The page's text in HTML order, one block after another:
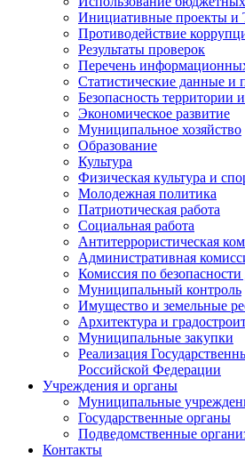
Инициативные проекты
Противодействие
Результаты проверок
Перечень
Статистические данные и
Безопасность территории
Экономическое развитие
Муниципальное хозяйство
Образование
Культура
Физическая культура и
Молодежная политика
Патриотическая работа
Социальная работа
Антитеррористическая
Административная
Комиссия по
Муниципальный контроль
Имущество и земельные
Архитектура и
Муниципальные закупки
Реализация
Российской Федерации
Учреждения и органы
Муниципальные
Государственные органы
Подведомственные
Контакты